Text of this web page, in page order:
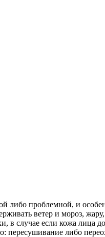
либо проблемной, и
ветер и мороз, жару,
в случае если кожа лица
пересушивание либо